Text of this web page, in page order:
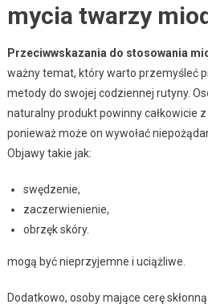
mycia twarzy
Przeciwwskazania do stosowania
ważny temat, który warto przemyśleć
metody do swojej codziennej rutyny.
naturalny produkt powinny całkowicie
ponieważ może on wywołać
Objawy takie jak:
swędzenie,
zaczerwienienie,
obrzęk skóry.
mogą być nieprzyjemne i uciążliwe.
Dodatkowo, osoby mające cerę